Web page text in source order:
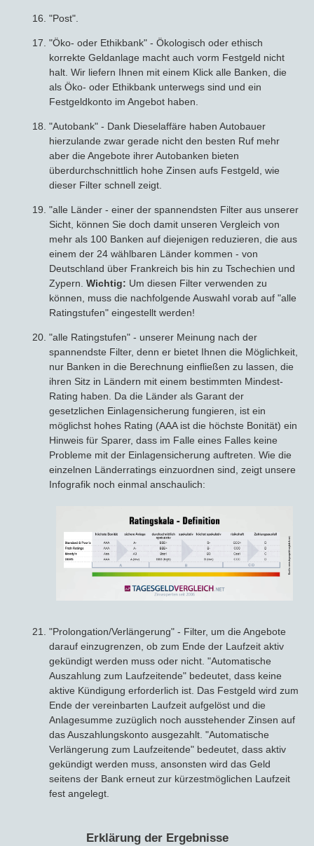
"Post".
"Öko- oder Ethikbank" - Ökologisch oder ethisch
korrekte Geldanlage macht auch vorm Festgeld nicht
halt. Wir liefern Ihnen mit einem Klick alle Banken, die
als Öko- oder Ethikbank unterwegs sind und ein
Festgeldkonto im Angebot haben.
"Autobank" - Dank Dieselaffäre haben Autobauer
hierzulande zwar gerade nicht den besten Ruf mehr
aber die Angebote ihrer Autobanken bieten
überdurchschnittlich hohe Zinsen aufs Festgeld, wie
dieser Filter schnell zeigt.
"alle Länder - einer der spannendsten Filter aus unserer
Sicht, können Sie doch damit unseren Vergleich von
mehr als 100 Banken auf diejenigen reduzieren, die aus
einem der 24 wählbaren Länder kommen - von
Deutschland über Frankreich bis hin zu Tschechien und
Zypern. Wichtig: Um diesen Filter verwenden zu
können, muss die nachfolgende Auswahl vorab auf "alle
Ratingstufen" eingestellt werden!
"alle Ratingstufen" - unserer Meinung nach der
spannendste Filter, denn er bietet Ihnen die Möglichkeit,
nur Banken in die Berechnung einfließen zu lassen, die
ihren Sitz in Ländern mit einem bestimmten Mindest-
Rating haben. Da die Länder als Garant der
gesetzlichen Einlagensicherung fungieren, ist ein
möglichst hohes Rating (AAA ist die höchste Bonität) ein
Hinweis für Sparer, dass im Falle eines Falles keine
Probleme mit der Einlagensicherung auftreten. Wie die
einzelnen Länderratings einzuordnen sind, zeigt unsere
Infografik noch einmal anschaulich:
"Prolongation/Verlängerung" - Filter, um die Angebote
darauf einzugrenzen, ob zum Ende der Laufzeit aktiv
gekündigt werden muss oder nicht. "Automatische
Auszahlung zum Laufzeitende" bedeutet, dass keine
aktive Kündigung erforderlich ist. Das Festgeld wird zum
Ende der vereinbarten Laufzeit aufgelöst und die
Anlagesumme zuzüglich noch ausstehender Zinsen auf
das Auszahlungskonto ausgezahlt. "Automatische
Verlängerung zum Laufzeitende" bedeutet, dass aktiv
gekündigt werden muss, ansonsten wird das Geld
seitens der Bank erneut zur kürzestmöglichen Laufzeit
fest angelegt.
Erklärung der Ergebnisse